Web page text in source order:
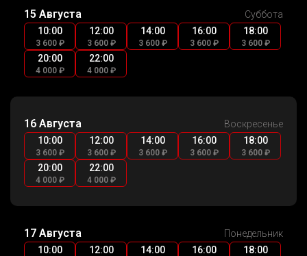
15 Августа
Суббота
10:00
3 600 ₽
12:00
3 600 ₽
14:00
3 600 ₽
16:00
3 600 ₽
18:00
3 600 ₽
20:00
4 000 ₽
22:00
4 000 ₽
16 Августа
Воскресенье
10:00
3 600 ₽
12:00
3 600 ₽
14:00
3 600 ₽
16:00
3 600 ₽
18:00
3 600 ₽
20:00
4 000 ₽
22:00
4 000 ₽
17 Августа
Понедельник
10:00
12:00 14:00 16:00 18:00